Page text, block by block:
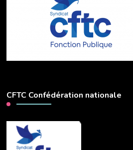
CFTC Confédération nationale